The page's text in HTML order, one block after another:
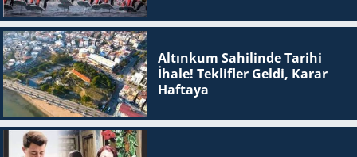
Altınkum Sahilinde Tarihi
İhale! Teklifler Geldi, Karar
Haftaya